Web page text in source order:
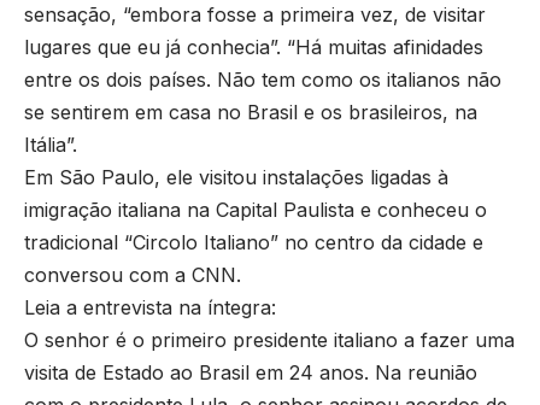
sensação, “embora fosse a primeira vez, de visitar
lugares que eu já conhecia”. “Há muitas afinidades
entre os dois países. Não tem como os italianos não
se sentirem em casa no Brasil e os brasileiros, na
Itália”.
Em São Paulo, ele visitou instalações ligadas à
imigração italiana na Capital Paulista e conheceu o
tradicional “Circolo Italiano” no centro da cidade e
conversou com a CNN.
Leia a entrevista na íntegra:
O senhor é o primeiro presidente italiano a fazer uma
visita de Estado ao Brasil em 24 anos. Na reunião